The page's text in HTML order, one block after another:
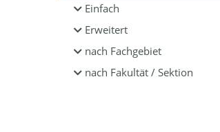
Einfach
Erweitert
nach Fachgebiet
nach Fakultät / Sektion